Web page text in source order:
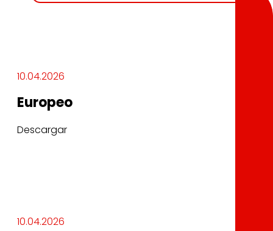
10.04.2026
Europeo
Descargar
10.04.2026